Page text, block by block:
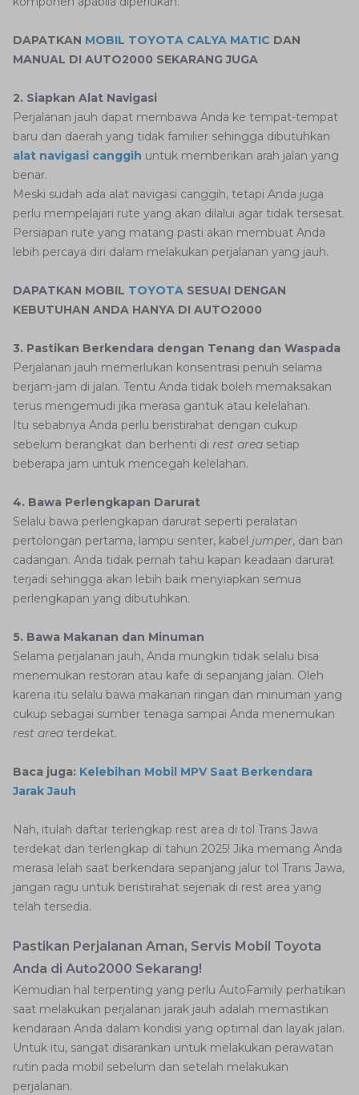
DAPATKAN MOBIL TOYOTA CALYA MATIC DAN
MANUAL DI AUTO2000 SEKARANG JUGA
2. Siapkan Alat Navigasi
Perjalanan jauh dapat membawa Anda ke tempat-tempat
baru dan daerah yang tidak familier sehingga dibutuhkan
alat navigasi canggih untuk memberikan arah jalan yang
benar.
Meski sudah ada alat navigasi canggih, tetapi Anda juga
perlu mempelajari rute yang akan dilalui agar tidak tersesat.
Persiapan rute yang matang pasti akan membuat Anda
lebih percaya diri dalam melakukan perjalanan yang jauh.
DAPATKAN MOBIL TOYOTA SESUAI DENGAN
KEBUTUHAN ANDA HANYA DI AUTO2000
3. Pastikan Berkendara dengan Tenang dan Waspada
Perjalanan jauh memerlukan konsentrasi penuh selama
berjam-jam di jalan. Tentu Anda tidak boleh memaksakan
terus mengemudi jika merasa gantuk atau kelelahan.
Itu sebabnya Anda perlu beristirahat dengan cukup
sebelum berangkat dan berhenti di rest area setiap
beberapa jam untuk mencegah kelelahan.
4. Bawa Perlengkapan Darurat
Selalu bawa perlengkapan darurat seperti peralatan
pertolongan pertama, lampu senter, kabel jumper, dan ban
cadangan. Anda tidak pernah tahu kapan keadaan darurat
terjadi sehingga akan lebih baik menyiapkan semua
perlengkapan yang dibutuhkan.
5. Bawa Makanan dan Minuman
Selama perjalanan jauh, Anda mungkin tidak selalu bisa
menemukan restoran atau kafe di sepanjang jalan. Oleh
karena itu selalu bawa makanan ringan dan minuman yang
cukup sebagai sumber tenaga sampai Anda menemukan
rest area terdekat.
Baca juga: Kelebihan Mobil MPV Saat Berkendara
Jarak Jauh
Nah, itulah daftar terlengkap rest area di tol Trans Jawa
terdekat dan terlengkap di tahun 2025! Jika memang Anda
merasa lelah saat berkendara sepanjang jalur tol Trans Jawa,
jangan ragu untuk beristirahat sejenak di rest area yang
telah tersedia.
Pastikan Perjalanan Aman, Servis Mobil Toyota
Anda di Auto2000 Sekarang!
Kemudian hal terpenting yang perlu AutoFamily perhatikan
saat melakukan perjalanan jarak jauh adalah memastikan
kendaraan Anda dalam kondisi yang optimal dan layak jalan.
Untuk itu, sangat disarankan untuk melakukan perawatan
rutin pada mobil sebelum dan setelah melakukan
perjalanan.